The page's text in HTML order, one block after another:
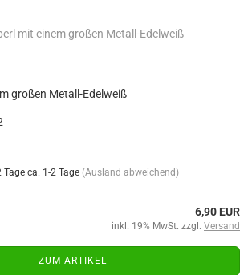
großen Metall-Edelweiß
ca. 1-2 Tage (Ausland abweichend)
6,90 EUR
inkl. 19% MwSt. zzgl. Versand
ZUM ARTIKEL